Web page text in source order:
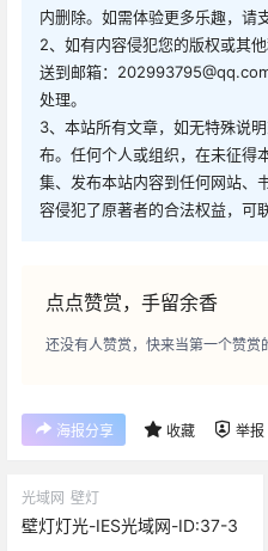
内删除。如需体验更多乐趣，请
2、如有内容侵犯您的版权或其
送到邮箱：
处理。
3、本站所有文章，如无特殊说
布。任何个人或组织，在未征得
集、发布本站内容到任何网站、
容侵犯了原著者的合法权益，可
点点赞赏，手留余香
还没有人赞赏，快来当第一个赞赏
海报分享 收藏 举报
光域网 壁灯
壁灯灯光-IES光域网-ID:37-3